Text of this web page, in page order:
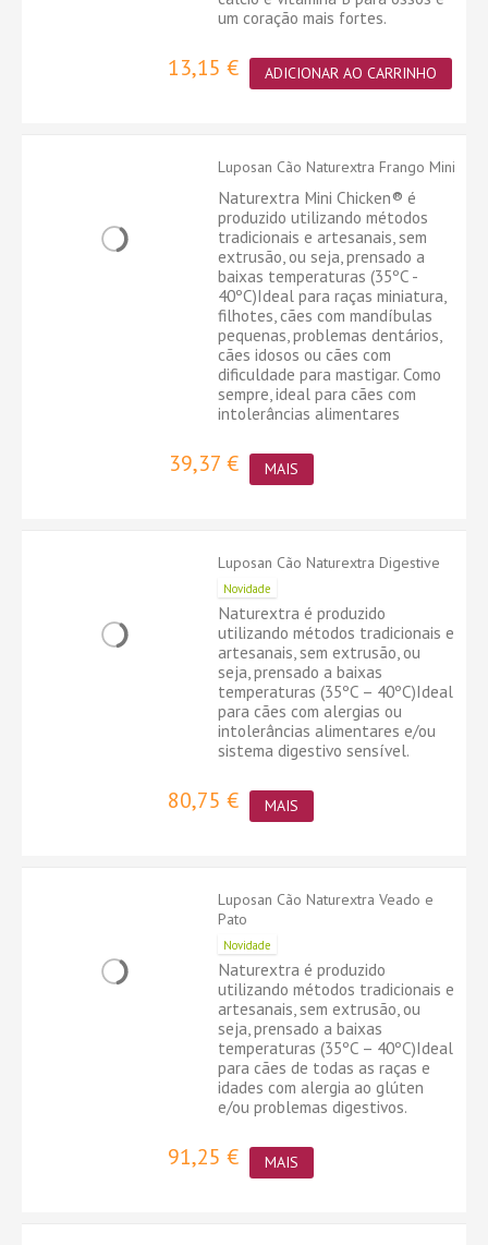
um coração mais fortes.
13,15 € ADICIONAR AO CARRINHO
Luposan Cão Naturextra Frango Mini
Naturextra Mini Chicken® é
produzido utilizando métodos
tradicionais e artesanais, sem
extrusão, ou seja, prensado a
baixas temperaturas (35ºC -
40ºC)Ideal para raças miniatura,
filhotes, cães com mandíbulas
pequenas, problemas dentários,
cães idosos ou cães com
dificuldade para mastigar. Como
sempre, ideal para cães com
intolerâncias alimentares
39,37 € MAIS
Luposan Cão Naturextra Digestive
Novidade
Naturextra é produzido
utilizando métodos tradicionais e
artesanais, sem extrusão, ou
seja, prensado a baixas
temperaturas (35ºC – 40ºC)Ideal
para cães com alergias ou
intolerâncias alimentares e/ou
sistema digestivo sensível.
80,75 € MAIS
Luposan Cão Naturextra Veado e
Pato
Novidade
Naturextra é produzido
utilizando métodos tradicionais e
artesanais, sem extrusão, ou
seja, prensado a baixas
temperaturas (35ºC – 40ºC)Ideal
para cães de todas as raças e
idades com alergia ao glúten
e/ou problemas digestivos.
91,25 € MAIS